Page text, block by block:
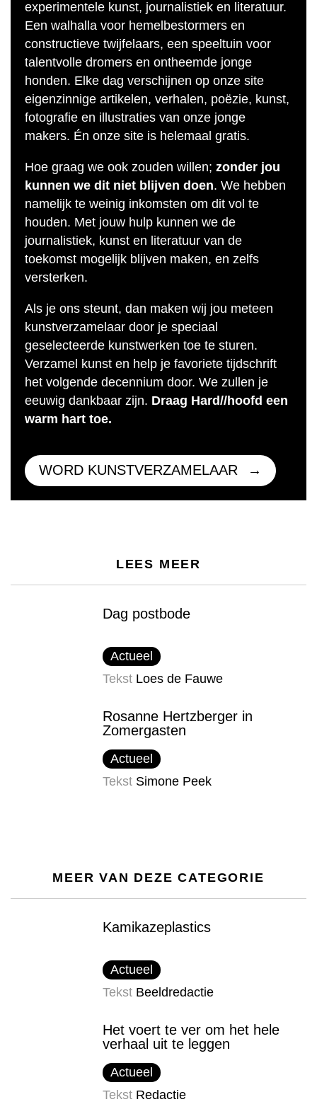
experimentele kunst, journalistiek en literatuur.
Een walhalla voor hemelbestormers en
constructieve twijfelaars, een speeltuin voor
talentvolle dromers en ontheemde jonge
honden. Elke dag verschijnen op onze site
eigenzinnige artikelen, verhalen, poëzie, kunst,
fotografie en illustraties van onze jonge
makers. Én onze site is helemaal gratis.
Hoe graag we ook zouden willen; zonder jou
kunnen we dit niet blijven doen. We hebben
namelijk te weinig inkomsten om dit vol te
houden. Met jouw hulp kunnen we de
journalistiek, kunst en literatuur van de
toekomst mogelijk blijven maken, en zelfs
versterken.
Als je ons steunt, dan maken wij jou meteen
kunstverzamelaar door je speciaal
geselecteerde kunstwerken toe te sturen.
Verzamel kunst en help je favoriete tijdschrift
het volgende decennium door. We zullen je
eeuwig dankbaar zijn. Draag Hard//hoofd een
warm hart toe.
WORD KUNSTVERZAMELAAR
LEES MEER
Dag postbode
Actueel
Tekst Loes de Fauwe
Rosanne Hertzberger in
Zomergasten
Actueel
Tekst Simone Peek
MEER VAN DEZE CATEGORIE
Kamikazeplastics
Actueel
Tekst Beeldredactie
Het voert te ver om het hele
verhaal uit te leggen
Actueel
Tekst Redactie